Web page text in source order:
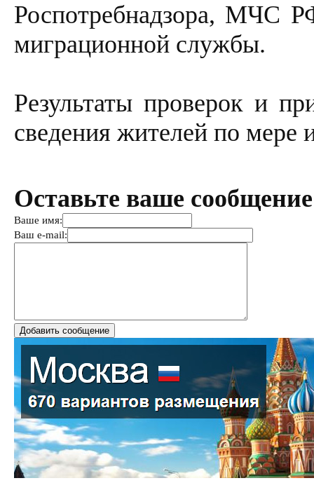
Роспотребнадзора, МЧС
миграционной службы.
Результаты проверок и
сведения жителей по мере
Оставьте ваше
Ваше имя:
Ваш e-mail: